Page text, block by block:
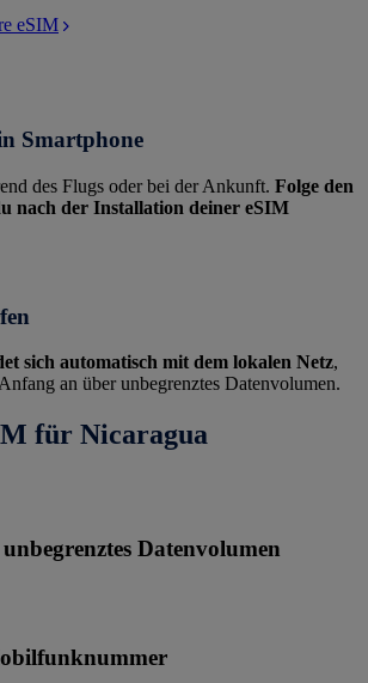
eSIM
Smartphone
des Flugs oder bei der Ankunft. Folge den
nach der Installation deiner eSIM
sich automatisch mit dem lokalen Netz,
an über unbegrenztes Datenvolumen.
für Nicaragua
Datenvolumen